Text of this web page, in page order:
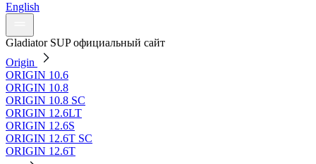
English
Gladiator SUP официальный сайт
Origin
ORIGIN 10.6
ORIGIN 10.8
ORIGIN 10.8 SC
ORIGIN 12.6LT
ORIGIN 12.6S
ORIGIN 12.6T SC
ORIGIN 12.6T